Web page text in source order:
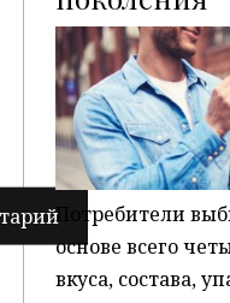
Потребители
основе всего
вкуса, состава,